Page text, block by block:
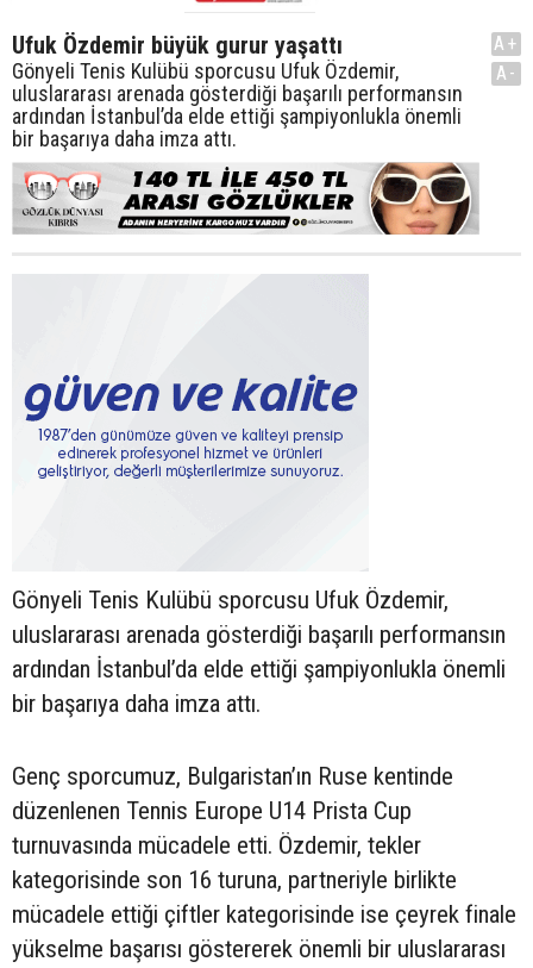
Ufuk Özdemir büyük gurur yaşattı
Gönyeli Tenis Kulübü sporcusu Ufuk Özdemir,
uluslararası arenada gösterdiği başarılı performansın
ardından İstanbul’da elde ettiği şampiyonlukla önemli
bir başarıya daha imza attı.
A+
A-
Gönyeli Tenis Kulübü sporcusu Ufuk Özdemir,
uluslararası arenada gösterdiği başarılı performansın
ardından İstanbul’da elde ettiği şampiyonlukla önemli
bir başarıya daha imza attı.
Genç sporcumuz, Bulgaristan’ın Ruse kentinde
düzenlenen Tennis Europe U14 Prista Cup
turnuvasında mücadele etti. Özdemir, tekler
kategorisinde son 16 turuna, partneriyle birlikte
mücadele ettiği çiftler kategorisinde ise çeyrek finale
yükselme başarısı göstererek önemli bir uluslararası